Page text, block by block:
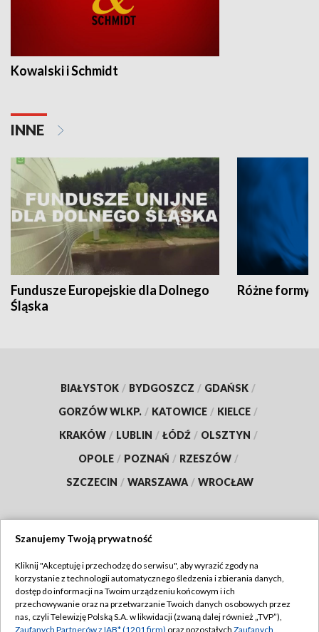
Kowalski i Schmidt
INNE
Fundusze Europejskie dla Dolnego
Śląska
Różne formy
BIAŁYSTOK / BYDGOSZCZ / GDAŃSK /
GORZÓW WLKP. / KATOWICE / KIELCE /
KRAKÓW / LUBLIN / ŁÓDŹ / OLSZTYN /
OPOLE / POZNAŃ / RZESZÓW /
SZCZECIN / WARSZAWA / WROCŁAW
TVP
Abonament TVP
Emisja w TVP
Regulamin TVP
Szanujemy Twoją prywatność
Kliknij "Akceptuję i przechodzę do serwisu", aby wyrazić zgody na
korzystanie z technologii automatycznego śledzenia i zbierania danych,
dostęp do informacji na Twoim urządzeniu końcowym i ich
przechowywanie oraz na przetwarzanie Twoich danych osobowych przez
nas, czyli Telewizję Polską S.A. w likwidacji (zwaną dalej również „TVP”),
Zaufanych Partnerów z IAB* (1201 firm) oraz pozostałych Zaufanych